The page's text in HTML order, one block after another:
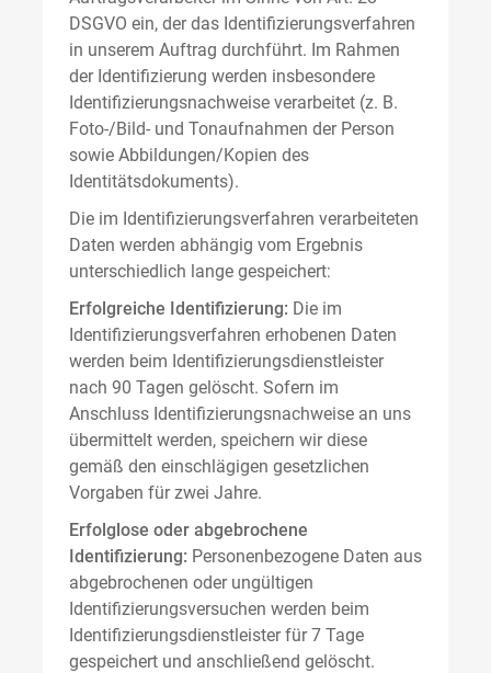
DSGVO ein, der das Identifizierungsverfahren
in unserem Auftrag durchführt. Im Rahmen
der Identifizierung werden insbesondere
Identifizierungsnachweise verarbeitet (z. B.
Foto-/Bild- und Tonaufnahmen der Person
sowie Abbildungen/Kopien des
Identitätsdokuments).
Die im Identifizierungsverfahren verarbeiteten
Daten werden abhängig vom Ergebnis
unterschiedlich lange gespeichert:
Erfolgreiche Identifizierung: Die im
Identifizierungsverfahren erhobenen Daten
werden beim Identifizierungsdienstleister
nach 90 Tagen gelöscht. Sofern im
Anschluss Identifizierungsnachweise an uns
übermittelt werden, speichern wir diese
gemäß den einschlägigen gesetzlichen
Vorgaben für zwei Jahre.
Erfolglose oder abgebrochene
Identifizierung: Personenbezogene Daten aus
abgebrochenen oder ungültigen
Identifizierungsversuchen werden beim
Identifizierungsdienstleister für 7 Tage
gespeichert und anschließend gelöscht.